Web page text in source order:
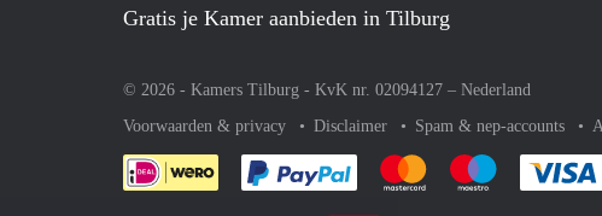
Gratis je Kamer aanbieden in Tilburg
© 2026 - Kamers Tilburg - KvK nr. 02094127 – Nederland
Voorwaarden & privacy
Disclaimer Spam & nep-accounts
Je rekent gemakkelijk af met Paypal
Je rekent gemakkelijk af
Je rekent